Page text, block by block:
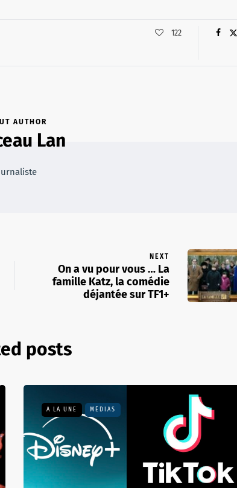
122
AUTHOR
Lan
NEXT
On a vu pour vous … La
famille Katz, la comédie
déjantée sur TF1+
posts
A LA UNE MÉDIAS